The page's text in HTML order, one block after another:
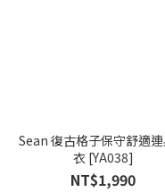
Sean 復古格子保守舒適
衣 [YA038]
NT$1,990